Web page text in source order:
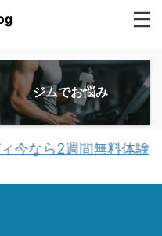
ジムでお悩み
ら2週間無料体験